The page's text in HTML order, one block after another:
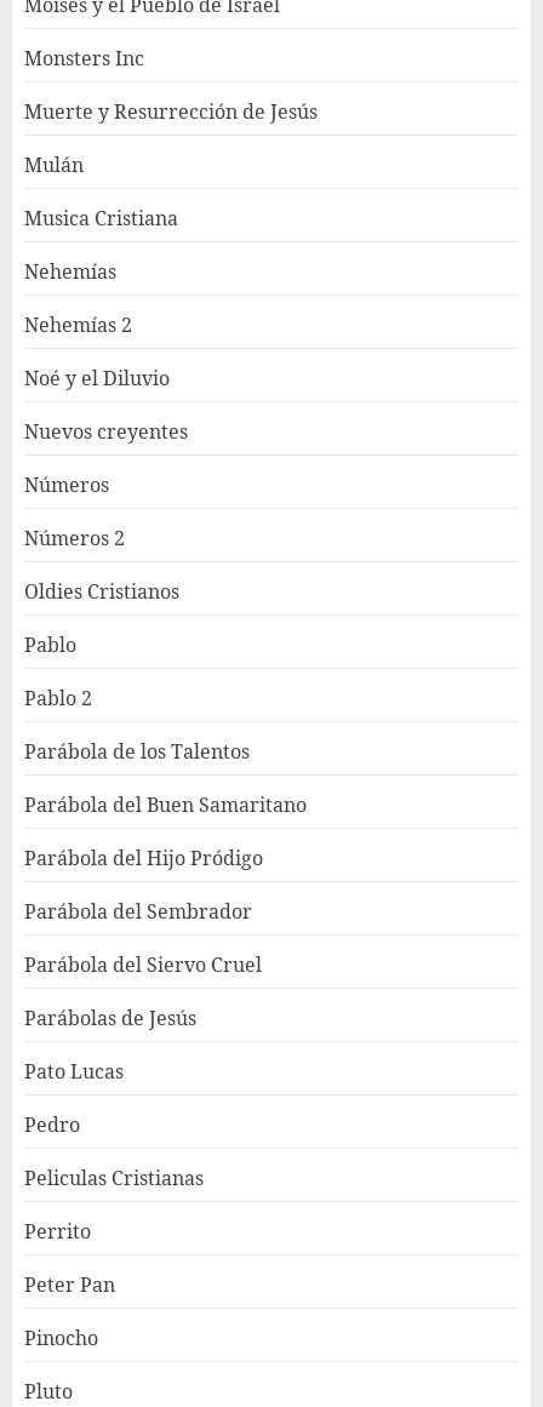
Monsters Inc
Muerte y Resurrección de Jesús
Mulán
Musica Cristiana
Nehemías
Nehemías 2
Noé y el Diluvio
Nuevos creyentes
Números
Números 2
Oldies Cristianos
Pablo
Pablo 2
Parábola de los Talentos
Parábola del Buen Samaritano
Parábola del Hijo Pródigo
Parábola del Sembrador
Parábola del Siervo Cruel
Parábolas de Jesús
Pato Lucas
Pedro
Peliculas Cristianas
Perrito
Peter Pan
Pinocho
Pluto